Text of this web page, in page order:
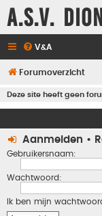
A.S.V.
V&A
Forumoverzicht
Deze site heeft geen
Aanmelden •
Gebruikersnaam:
Wachtwoord:
Ik ben mijn